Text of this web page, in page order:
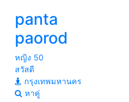
panta
paorod
หญิง 50
สวัสดี
กรุงเทพมหานคร
หาคู่